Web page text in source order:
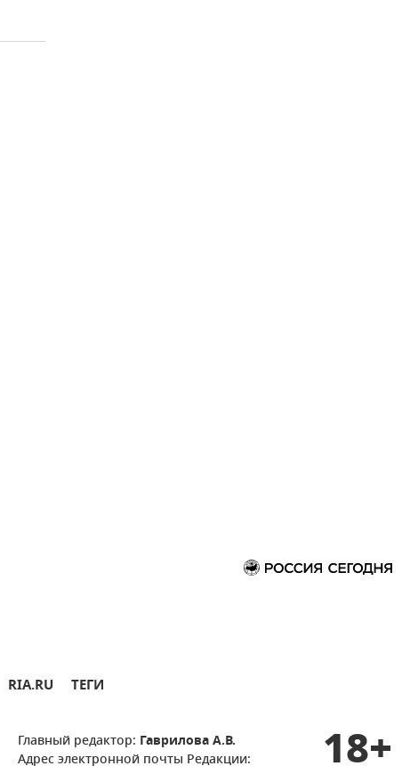
RIA.RU ТЕГИ
Главный редактор: Гаврилова А.В.
Адрес электронной почты Редакции:
18+